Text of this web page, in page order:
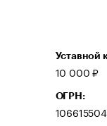
Уставной
10 000 ₽
ОГРН: